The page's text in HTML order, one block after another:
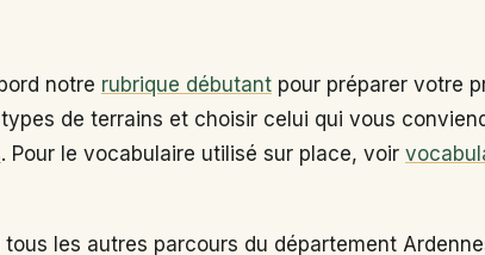
notre rubrique débutant pour préparer votre
de terrains et choisir celui qui vous
. Pour le vocabulaire utilisé sur place, voir
les autres parcours du département